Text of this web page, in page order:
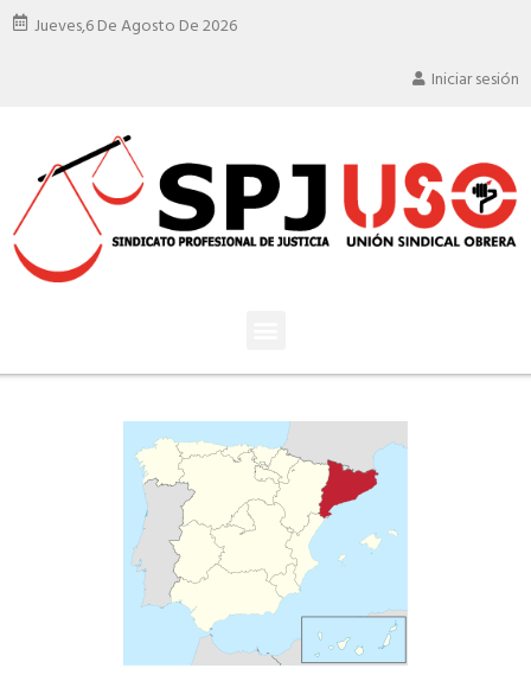
Jueves,6 De Agosto De 2026
Iniciar sesión